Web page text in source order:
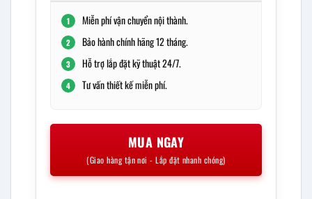
1 Miễn phí vận chuyển nội thành.
2 Bảo hành chính hãng 12 tháng.
3 Hỗ trợ lắp đặt kỹ thuật 24/7.
4 Tư vấn thiết kế miễn phí.
MUA NGAY
(Giao hàng tận nơi - Lắp đặt nhanh chóng)